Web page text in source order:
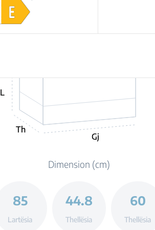
L
Th
Gj
Dimension (cm)
85
Lartësia
44.8
Thellësia
60
Thellësia